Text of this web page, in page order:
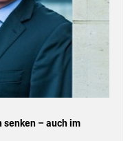
senken – auch im